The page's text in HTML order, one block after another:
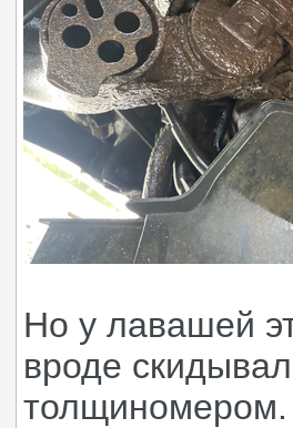
Но у лавашей
вроде
толщиномером.